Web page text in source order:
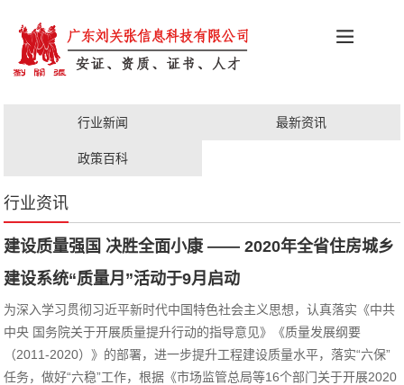
科创政策
行业新闻 最新资讯
政策百科
行业资讯
建设质量强国 决胜全面小康 —— 2020年全省住房城乡
建设系统“质量月”活动于9月启动
为深入学习贯彻习近平新时代中国特色社会主义思想，认真落实《中共
中央 国务院关于开展质量提升行动的指导意见》《质量发展纲要
（2011-2020）》的部署，进一步提升工程建设质量水平，落实“六保”
任务，做好“六稳”工作，根据《市场监管总局等16个部门关于开展2020